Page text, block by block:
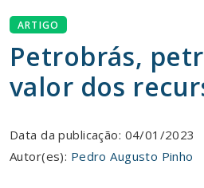
ARTIGO
Petrobrás,
valor dos
Data da publicação: 04/01/2023
Autor(es): Pedro Augusto Pinho